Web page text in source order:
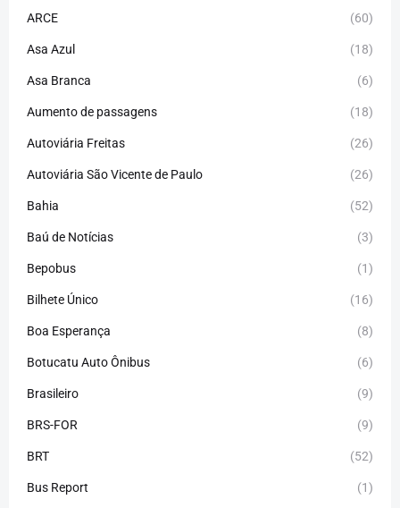
ARCE (60)
Asa Azul (18)
Asa Branca (6)
Aumento de passagens (18)
Autoviária Freitas (26)
Autoviária São Vicente de Paulo (26)
Bahia (52)
Baú de Notícias (3)
Bepobus (1)
Bilhete Único (16)
Boa Esperança (8)
Botucatu Auto Ônibus (6)
Brasileiro (9)
BRS-FOR (9)
BRT (52)
Bus Report (1)